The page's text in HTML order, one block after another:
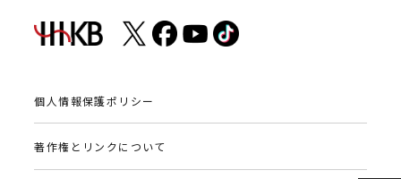
個人情報保護ポリシー
著作権とリンクについて